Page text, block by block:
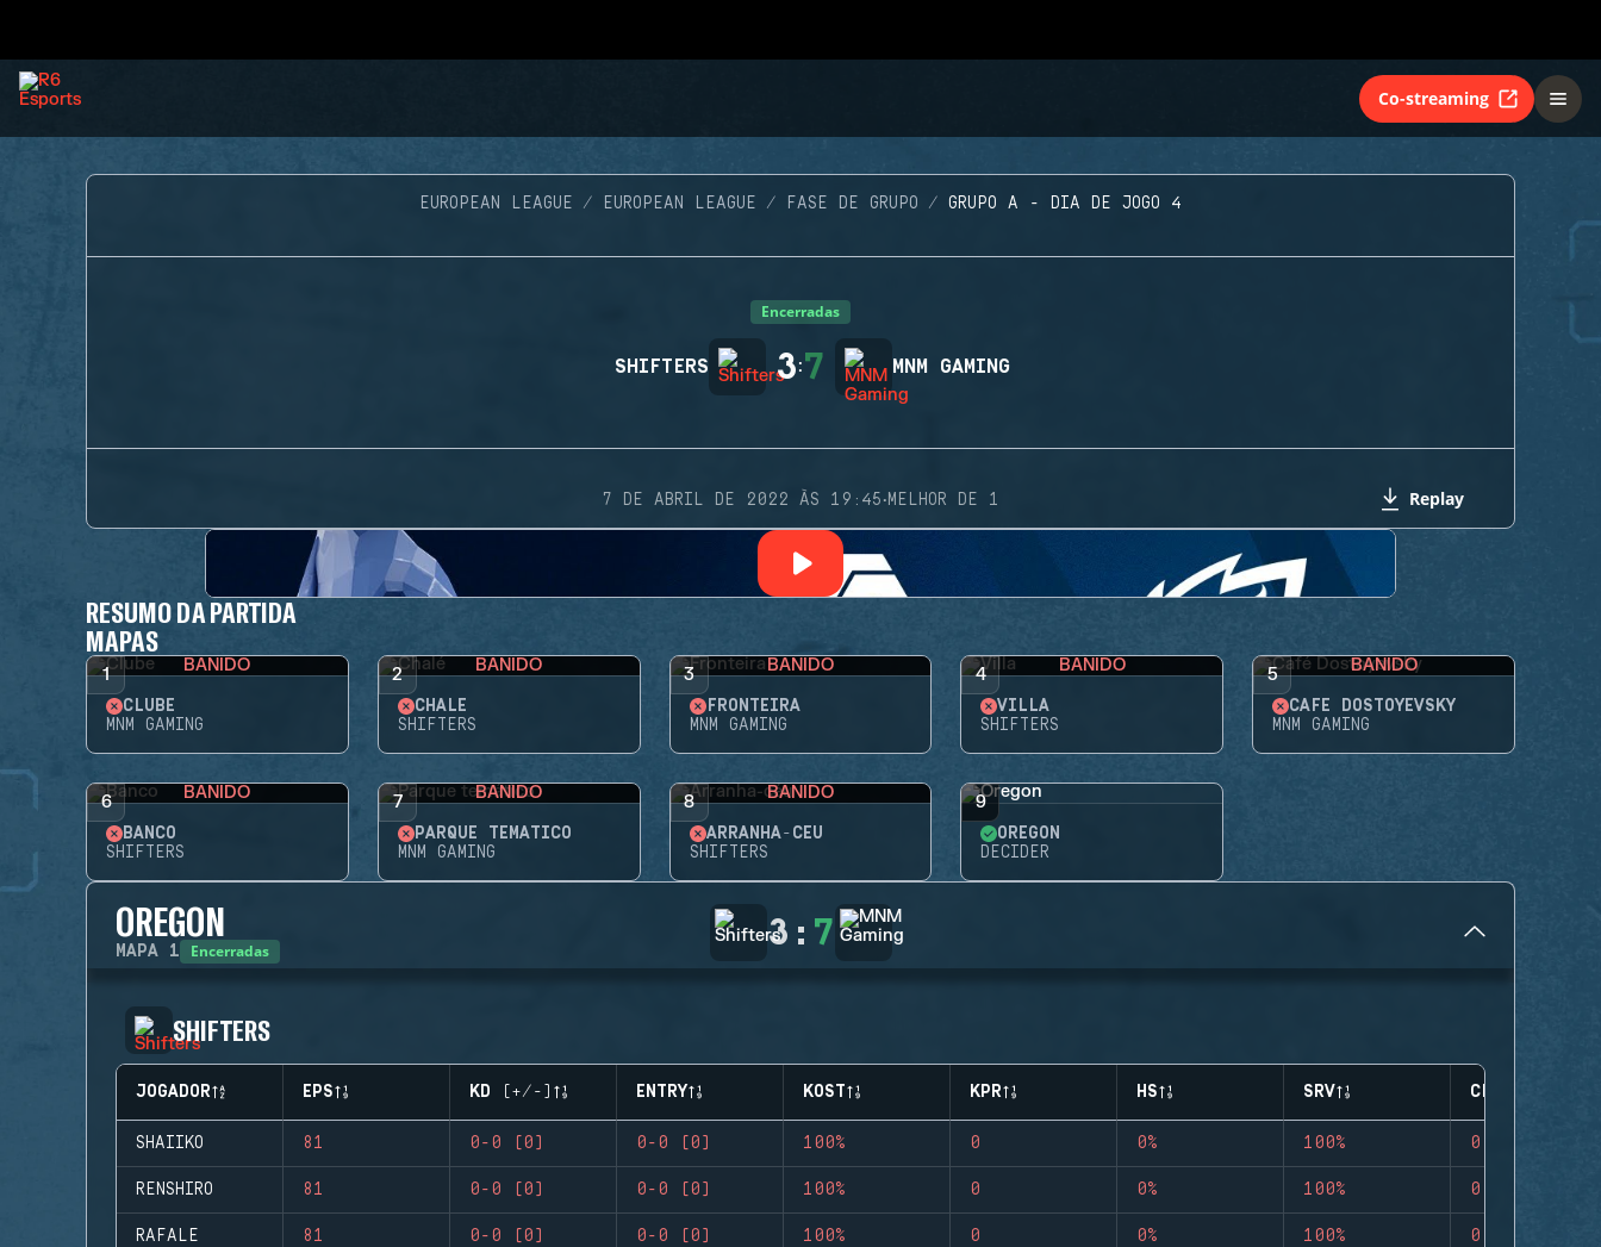
Co-streaming
EUROPEAN LEAGUE EUROPEAN LEAGUE FASE DE GRUPO GRUPO A - DIA DE JOGO 4
Encerradas
SHIFTERS 3:7 MNM GAMING
7 DE ABRIL DE 2022 ÀS 19:45·MELHOR DE 1 Replay
RESUMO DA PARTIDA
MAPAS
1 BANIDO
CLUBE
MNM GAMING
2 BANIDO
CHALÉ
SHIFTERS
3 BANIDO
FRONTEIRA
MNM GAMING
4 BANIDO
VILLA
SHIFTERS
5 BANIDO
CAFÉ DOSTOYEVSKY
MNM GAMING
6 BANIDO
BANCO
SHIFTERS
7 BANIDO
PARQUE TEMÁTICO
MNM GAMING
8 BANIDO
ARRANHA-CÉU
SHIFTERS
9
OREGON
DECIDER
OREGON
MAPA 1 Encerradas 3 : 7
SHIFTERS
JOGADOR EPS KD (+/-) ENTRY KOST KPR HS SRV CLUTCHES
SHAIIKO 81 0-0 (0) 0-0 (0) 100% 0 0% 100% 0
RENSHIRO 81 0-0 (0) 0-0 (0) 100% 0 0% 100% 0
RAFALE 81 0-0 (0) 0-0 (0) 100% 0 0% 100% 0